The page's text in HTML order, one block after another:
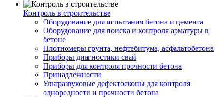
Контроль в строительстве
Оборудование для испытания бетона и цемента
Оборудование для поиска и контроля арматуры в
бетоне
Плотномеры грунта, нефтебитума, асфальтобетона
Приборы диагностики свай
Приборы для контроля прочности бетона
Принадлежности
Ультразвуковые дефектоскопы для контроля
однородности и прочности бетона